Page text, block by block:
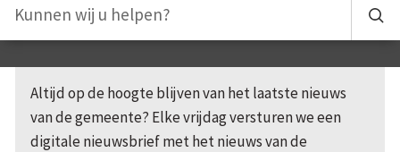
Altijd op de hoogte blijven van het laatste nieuws
van de gemeente? Elke vrijdag versturen we een
digitale nieuwsbrief met het nieuws van de